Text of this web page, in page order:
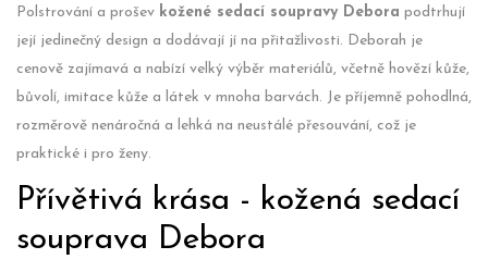
Polstrování a prošev kožené sedací soupravy Debora podtrhují
její jedinečný design a dodávají jí na přitažlivosti. Deborah je
cenově zajímavá a nabízí velký výběr materiálů, včetně hovězí kůže,
bůvolí, imitace kůže a látek v mnoha barvách. Je příjemně pohodlná,
rozměrově nenáročná a lehká na neustálé přesouvání, což je
praktické i pro ženy.
Přívětivá krása - kožená sedací
souprava Debora